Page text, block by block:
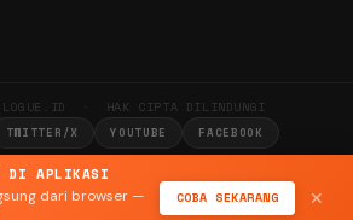
DI APLIKASI
dari browser —
COBA SEKARANG ✕
· HAK CIPTA DILINDUNGI
TWITTER/X YOUTUBE FACEBOOK